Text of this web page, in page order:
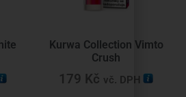
Kurwa Collection Vimto
Crush
179 Kč vč. DPH